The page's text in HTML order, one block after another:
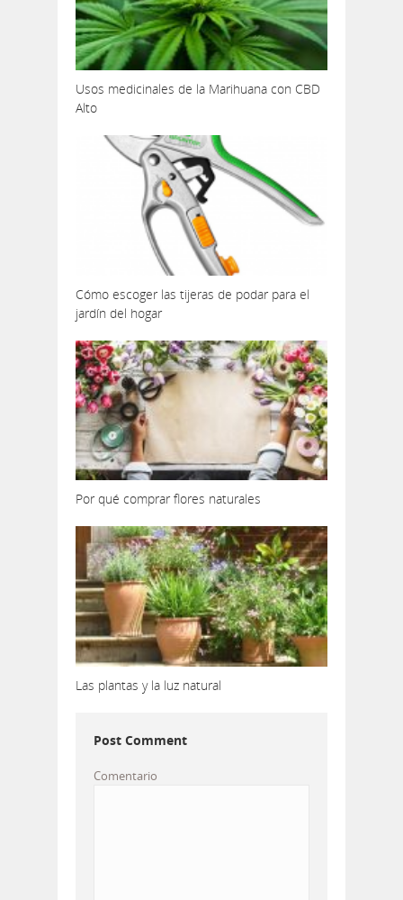
Usos medicinales de la Marihuana con CBD
Alto
Cómo escoger las tijeras de podar para el
jardín del hogar
Por qué comprar flores naturales
Las plantas y la luz natural
Post Comment
Comentario